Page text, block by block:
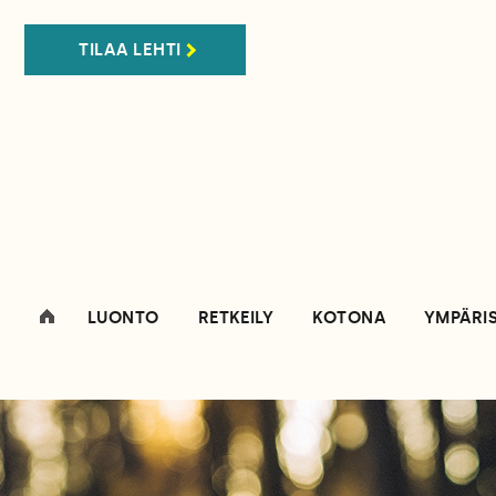
TILAA LEHTI
LUONTO RETKEILY KOTONA